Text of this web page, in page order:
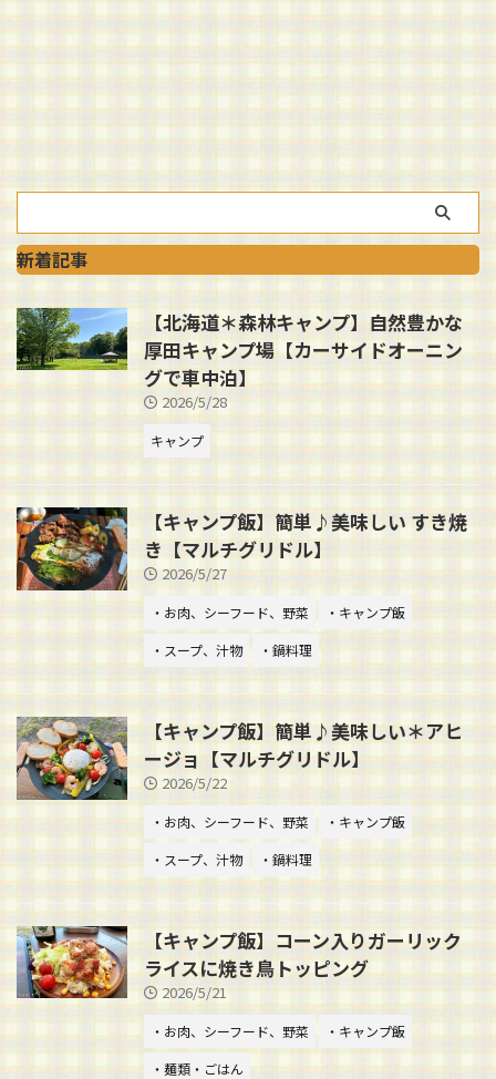
新着記事
【北海道＊森林キャンプ】自然豊かな
厚田キャンプ場【カーサイドオーニン
グで車中泊】
2026/5/28
キャンプ
【キャンプ飯】簡単♪美味しい すき焼
き【マルチグリドル】
2026/5/27
・お肉、シーフード、野菜
・キャンプ飯
・スープ、汁物
・鍋料理
【キャンプ飯】簡単♪美味しい＊アヒ
ージョ【マルチグリドル】
2026/5/22
・お肉、シーフード、野菜
・キャンプ飯
・スープ、汁物
・鍋料理
【キャンプ飯】コーン入りガーリック
ライスに焼き鳥トッピング
2026/5/21
・お肉、シーフード、野菜
・キャンプ飯
・麺類・ごはん